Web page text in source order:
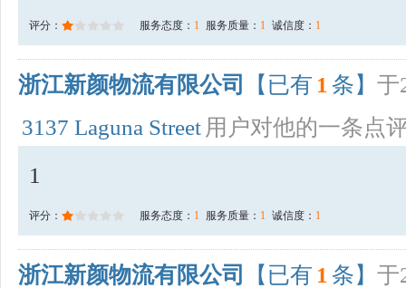
评分： 服务态度： 1 服务质量： 1 诚信度： 1
浙江新颜物流有限公司 【已有 1 条】 于
3137 Laguna Street 用户对他的一条点
1
评分： 服务态度： 1 服务质量： 1 诚信度： 1
浙江新颜物流有限公司 【已有 1 条】 于